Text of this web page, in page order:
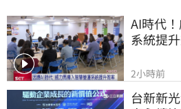
AI時代
系統提
2小時前
台新新